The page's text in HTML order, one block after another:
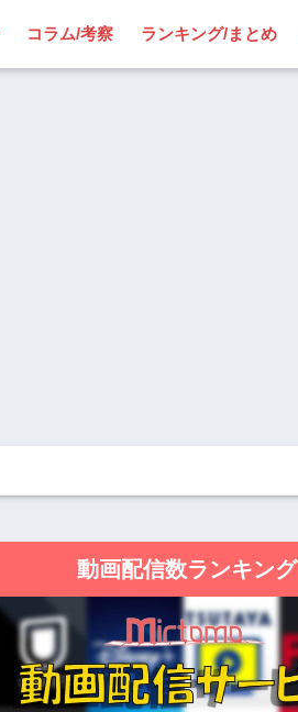
コラム/考察 ランキング/まとめ
動画配信数ランキング